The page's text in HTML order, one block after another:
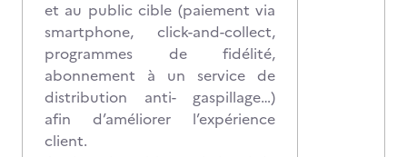
et au public cible (paiement via
smartphone, click-and-collect,
programmes de fidélité,
abonnement à un service de
distribution anti- gaspillage…)
afin d’améliorer l’expérience
client.